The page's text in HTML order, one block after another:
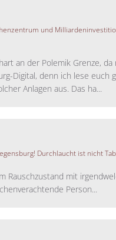
und
an der Polemik Grenze,
Digital, denn ich lese euch
Anlagen aus. Das ha...
Durchlaucht ist nicht
Rauschzustand mit
Person...